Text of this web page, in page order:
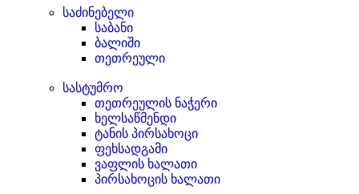
საძინებელი
საბანი
ბალიში
თეთრეული
სასტუმრო
თეთრეულის ნაჭერი
ხელსაწმენდი
ტანის პირსახოცი
ფეხსადგამი
ვაფლის ხალათი
პირსახოცის ხალათი